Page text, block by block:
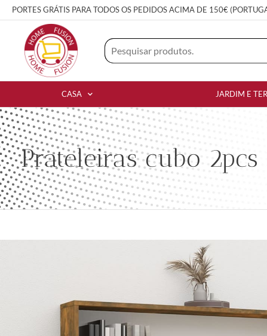
PORTES GRÁTIS PARA TODOS OS PEDIDOS ACIMA DE 150€
CASA JARDIM E
Prateleiras cubo